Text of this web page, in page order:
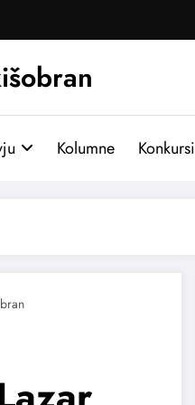
Kolumne Konkursi